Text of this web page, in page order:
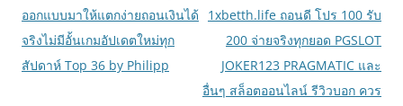
เรื่อง
ออกแบบมาให้แตกง่ายถอนเงินได้
จริงไม่มีอั้นเกมอัปเดตใหม่ทุก
สัปดาห์ Top 36 by Philipp
1xbetth.life ถอนดี โปร 100 รับ
200 จ่ายจริงทุกยอด PGSLOT
JOKER123 PRAGMATIC และ
อื่นๆ สล็อตออนไลน์ รีวิวบอก ควร